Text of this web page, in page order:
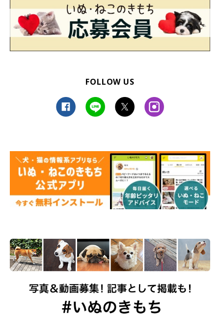
シャルル(@charles.0531)がシェアした投稿
写真提供・取材協力／@charles.0531さん／Instagram
※この記事は投稿者さまにご了承をいただいたうえで制作してい
ます。
取材・文／雨宮カイ
FOLLOW US